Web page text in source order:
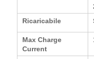
Ricaricabile
Max Charge
Current